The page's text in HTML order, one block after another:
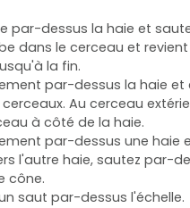
par-dessus la haie et
dans le cerceau et
la fin.
par-dessus la haie
Au cerceau
à côté de la haie.
par-dessus une haie
l'autre haie, sautez par-
cône.
saut par-dessus l'échelle.